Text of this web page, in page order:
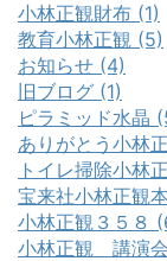
小林正観財布 (1)
教育小林正観 (5)
お知らせ (4)
旧ブログ (1)
ピラミッド水晶
ありがとう小林
トイレ掃除小林
宝来社小林正観
小林正観３５８
小林正観 講演